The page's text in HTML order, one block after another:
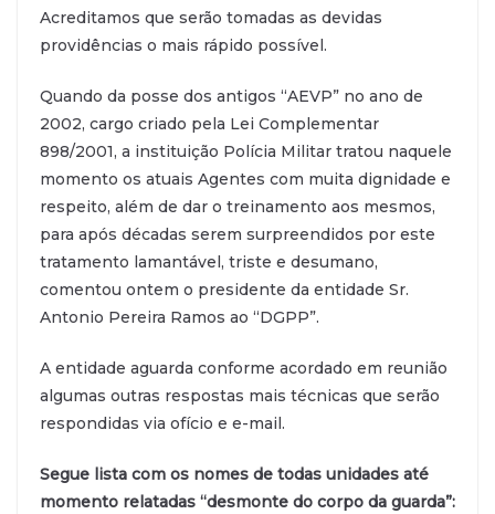
Acreditamos que serão tomadas as devidas
providências o mais rápido possível.
Quando da posse dos antigos “AEVP” no ano de
2002, cargo criado pela Lei Complementar
898/2001, a instituição Polícia Militar tratou naquele
momento os atuais Agentes com muita dignidade e
respeito, além de dar o treinamento aos mesmos,
para após décadas serem surpreendidos por este
tratamento lamantável, triste e desumano,
comentou ontem o presidente da entidade Sr.
Antonio Pereira Ramos ao “DGPP”.
A entidade aguarda conforme acordado em reunião
algumas outras respostas mais técnicas que serão
respondidas via ofício e e-mail.
Segue lista com os nomes de todas unidades até
momento relatadas “desmonte do corpo da guarda”: